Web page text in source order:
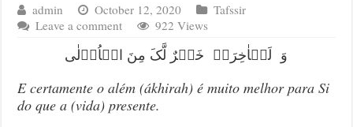
admin October 12, 2020
Tafssir
Leave a comment
922 Views
وَ لَلۡاٰخِرَۃُ خَیۡرٌ لَّکَ مِنَ الۡاُوۡلٰی
E certamente o além (ákhirah) é muito melhor para Si
do que a (vida) presente.